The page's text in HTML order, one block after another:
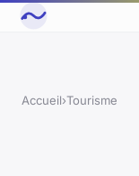
Accueil›Tourisme